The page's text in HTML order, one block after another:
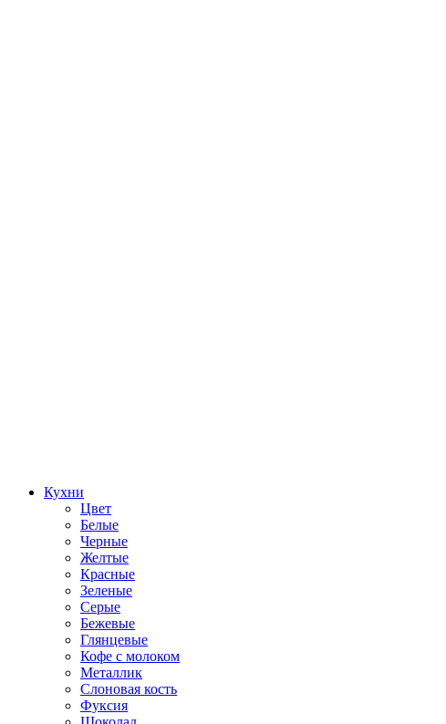
Кухни
Цвет
Белые
Черные
Желтые
Красные
Зеленые
Серые
Бежевые
Глянцевые
Кофе с молоком
Металлик
Слоновая кость
Фуксия